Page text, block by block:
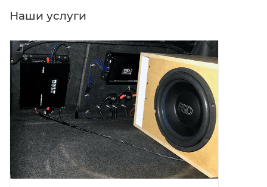
Наши услуги